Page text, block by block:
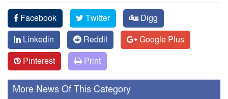
Facebook Twitter
Digg
Linkedin
Reddit
Google Plus
Pinterest
Print
More News Of This Category